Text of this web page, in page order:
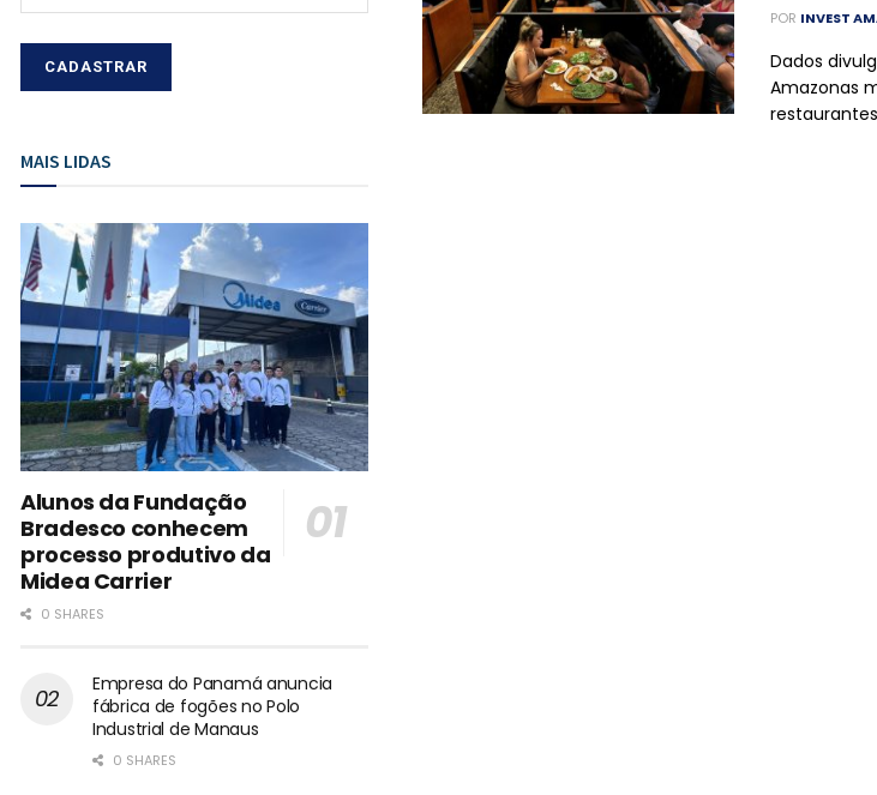
POR INVEST
Dados
Amazonas
MAIS LIDAS
Alunos da Fundação
Bradesco conhecem
processo produtivo da
Midea Carrier
0 SHARES
Empresa do Panamá anuncia
fábrica de fogões no Polo
Industrial de Manaus
0 SHARES